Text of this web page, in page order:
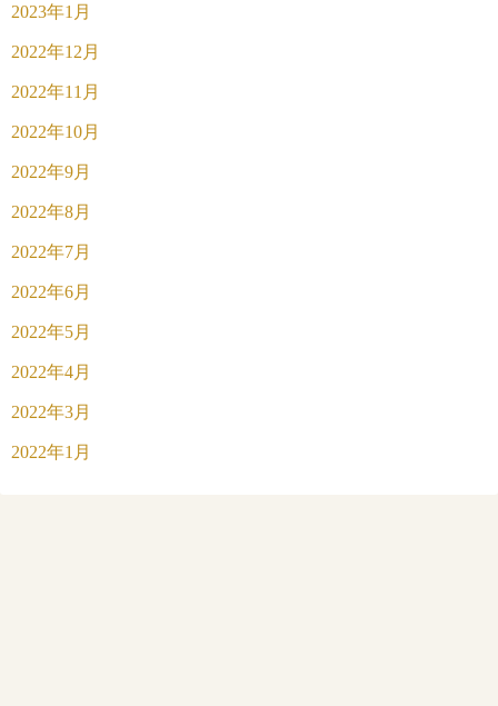
2023年1月
2022年12月
2022年11月
2022年10月
2022年9月
2022年8月
2022年7月
2022年6月
2022年5月
2022年4月
2022年3月
2022年1月